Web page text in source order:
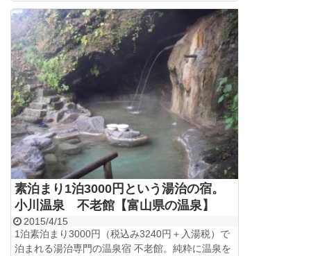
素泊まり1泊3000円という湯治の宿。
小川温泉 不老館【富山県の温泉】
2015/4/15
1泊素泊まり3000円（税込み3240円＋入湯税）で
泊まれる湯治専門の温泉宿 不老館。純粋に温泉を